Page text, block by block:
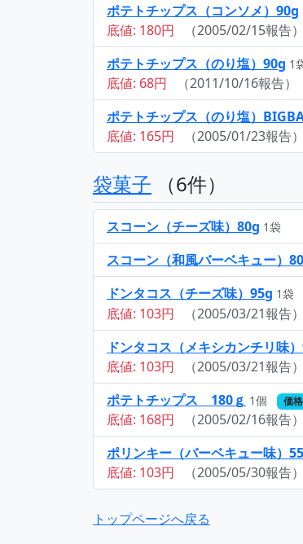
ポテトチップス（コンソメ）90g
底値: 180円
（2005/02/15報告）
ポテトチップス（のり塩）90g 1
底値: 68円
（2011/10/16報告）
ポテトチップス（のり塩）
底値: 165円 （2005/01/23報告）
袋菓子 （6件）
スコーン（チーズ味）80g 1袋
スコーン（和風バーベキュー）
ドンタコス（チーズ味）95g 1袋
底値: 103円
（2005/03/21報告）
ドンタコス（メキシカンチリ味
底値: 103円
（2005/03/21報告）
ポテトチップス 180ｇ 1個 価
底値: 168円
（2005/02/16報告）
ポリンキー（バーベキュー味）
底値: 103円 （2005/05/30報告）
トップページへ戻る